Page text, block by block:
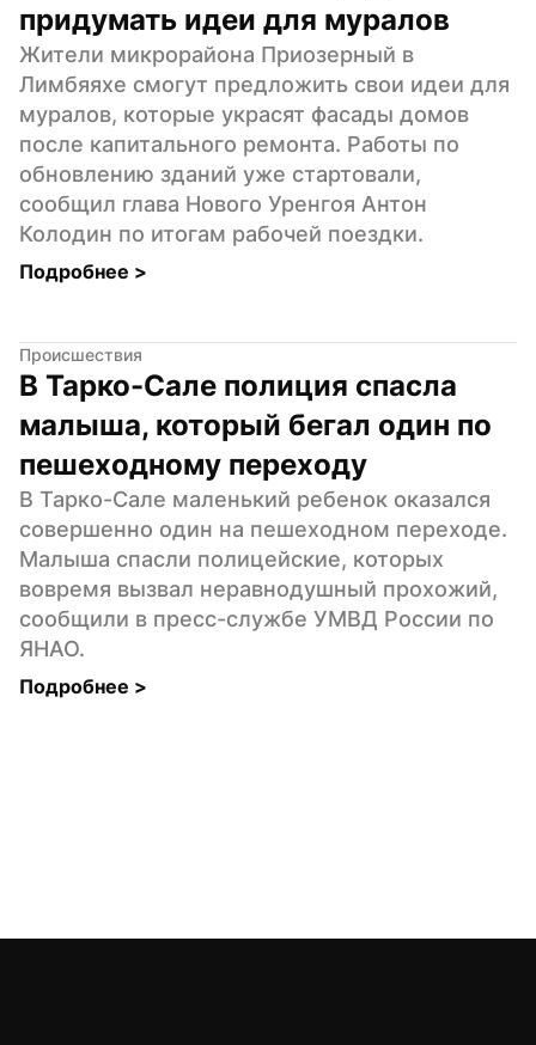
придумать идеи для муралов
Жители микрорайона Приозерный в
Лимбяяхе смогут предложить свои идеи для
муралов, которые украсят фасады домов
после капитального ремонта. Работы по
обновлению зданий уже стартовали,
сообщил глава Нового Уренгоя Антон
Колодин по итогам рабочей поездки.
Подробнее >
Происшествия
В Тарко-Сале полиция спасла
малыша, который бегал один по
пешеходному переходу
В Тарко-Сале маленький ребенок оказался
совершенно один на пешеходном переходе.
Малыша спасли полицейские, которых
вовремя вызвал неравнодушный прохожий,
сообщили в пресс-службе УМВД России по
ЯНАО.
Подробнее >